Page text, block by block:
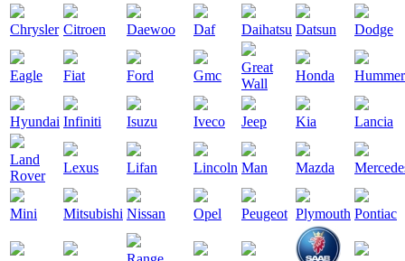
Chrysler Citroen Daewoo Daf Daihatsu Datsun Dodge
Eagle Fiat Ford Gmc
Great
Wall
Honda Hummer
Hyundai Infiniti Isuzu Iveco Jeep Kia Lancia
Land
Rover
Lexus Lifan Lincoln Man Mazda
Mini Mitsubishi Nissan Opel Peugeot Plymouth Pontiac